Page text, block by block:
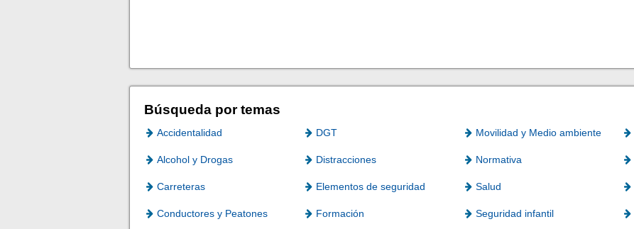
Búsqueda por temas
Accidentalidad DGT Movilidad y Medio ambiente
Alcohol y Drogas Distracciones Normativa
Carreteras Elementos de seguridad Salud
Conductores y Peatones Formación Seguridad infantil